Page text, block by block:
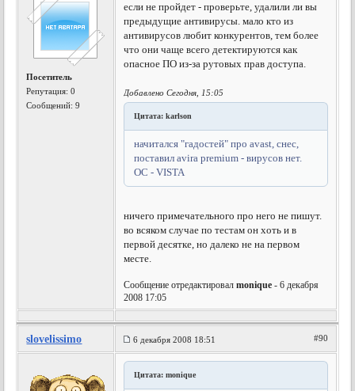
Посетитель
Репутация:0
Сообщений: 9
если не пройдет - проверьте, удалили ли вы
предыдущие антивирусы. мало кто из
антивирусов любит конкурентов, тем более
что они чаще всего детектируются как
опасное ПО из-за рутовых прав доступа.
Добавлено Сегодня, 15:05
Цитата: karlson
начитался "гадостей" про avast, снес,
поставил avira premium - вирусов нет.
ОС - VISTA
ничего примечательного про него не пишут.
во всяком случае по тестам он хоть и в
первой десятке, но далеко не на первом
месте.
Сообщение отредактировалmonique - 6 декабря
2008 17:05
slovelissimo 6 декабря 2008 18:51 #90
Цитата: monique